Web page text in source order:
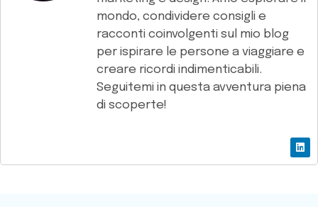
mondo, condividere consigli e
racconti coinvolgenti sul mio blog
per ispirare le persone a viaggiare e
creare ricordi indimenticabili.
Seguitemi in questa avventura piena
di scoperte!